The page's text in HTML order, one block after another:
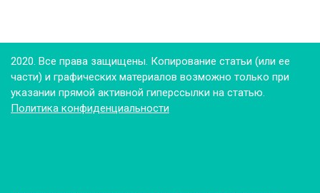
2020. Все права защищены. Копирование статьи (или ее
части) и графических материалов возможно только при
указании прямой активной гиперссылки на статью.
Политика конфиденциальности